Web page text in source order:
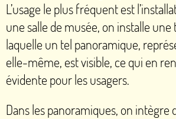
L’usage le plus fréquent est
une salle de musée, on installe une
laquelle un tel panoramique,
elle-même, est visible, ce qui en
évidente pour les usagers.
Dans les panoramiques, on intègre